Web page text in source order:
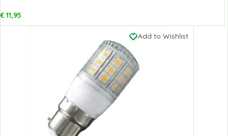
€11,95
Add to Wishlist